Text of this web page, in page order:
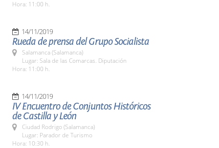
Hora: 11:00 h.
14/11/2019
Rueda de prensa del Grupo Socialista
Salamanca (Salamanca)
Lugar: Sala de las Comarcas. Diputación
Hora: 11:00 h.
14/11/2019
IV Encuentro de Conjuntos Históricos
de Castilla y León
Ciudad Rodrigo (Salamanca)
Lugar: Parador de Turismo
Hora: 10:30 h.